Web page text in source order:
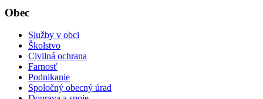
Obec
Služby v obci
Školstvo
Civilná ochrana
Farnosť
Podnikanie
Spoločný obecný úrad